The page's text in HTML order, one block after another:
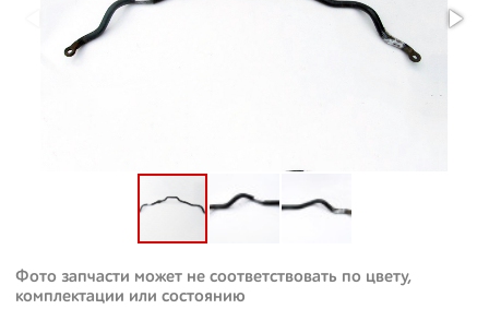
Фото запчасти может не соответствовать по цвету,
комплектации или состоянию